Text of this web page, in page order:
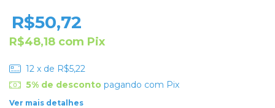
R$50,72
R$48,18 com Pix
12 x de R$5,22
5% de descontopagando com Pix
Ver mais detalhes